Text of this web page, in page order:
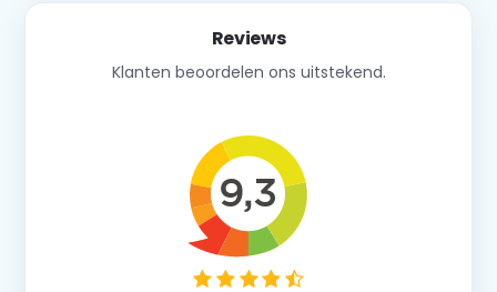
Reviews
Klanten beoordelen ons uitstekend.